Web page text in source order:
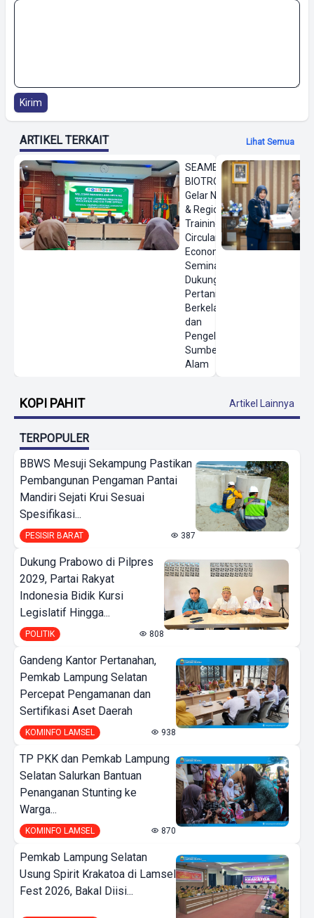
Kirim
ARTIKEL TERKAIT Lihat Semua
SEAMEO
BIOTROP
Gelar National
& Regional
Training
Circular
Economy
Seminar
Dukung
Pertanian
Berkelanjutan
dan
Pengelolaan
Sumber Daya
Alam
KOPI PAHIT Artikel Lainnya
TERPOPULER
BBWS Mesuji Sekampung Pastikan
Pembangunan Pengaman Pantai
Mandiri Sejati Krui Sesuai
Spesifikasi...
PESISIR BARAT 387
Dukung Prabowo di Pilpres
2029, Partai Rakyat
Indonesia Bidik Kursi
Legislatif Hingga...
POLITIK 808
Gandeng Kantor Pertanahan,
Pemkab Lampung Selatan
Percepat Pengamanan dan
Sertifikasi Aset Daerah
KOMINFO LAMSEL 938
TP PKK dan Pemkab Lampung
Selatan Salurkan Bantuan
Penanganan Stunting ke
Warga...
KOMINFO LAMSEL 870
Pemkab Lampung Selatan
Usung Spirit Krakatoa di Lamsel
Fest 2026, Bakal Diisi...